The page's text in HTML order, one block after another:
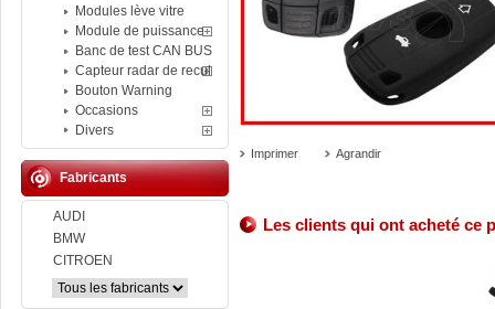
Modules lève vitre
Module de puissance
Banc de test CAN BUS
Capteur radar de recul
Bouton Warning
Occasions
Divers
Fabricants
AUDI
BMW
CITROEN
Imprimer Agrandir
Les clients qui ont acheté ce